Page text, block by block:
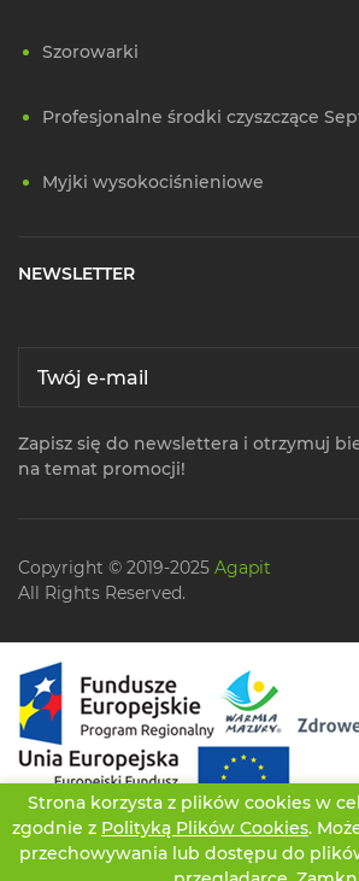
Strona korzysta z plików cookies w
zgodnie z Polityką Plików Cookies.
przechowywania lub dostępu do
Szorowarki
Profesjonalne środki czyszczące
Myjki wysokociśnieniowe
NEWSLETTER
Zapisz się do newslettera i otrzymuj
na temat promocji!
Copyright © 2019-2025 Agapit
All Rights Reserved.